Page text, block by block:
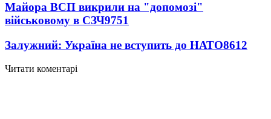
Майора ВСП викрили на "допомозі"
військовому в СЗЧ9751
Залужний: Україна не вступить до НАТО8612
Читати коментарі